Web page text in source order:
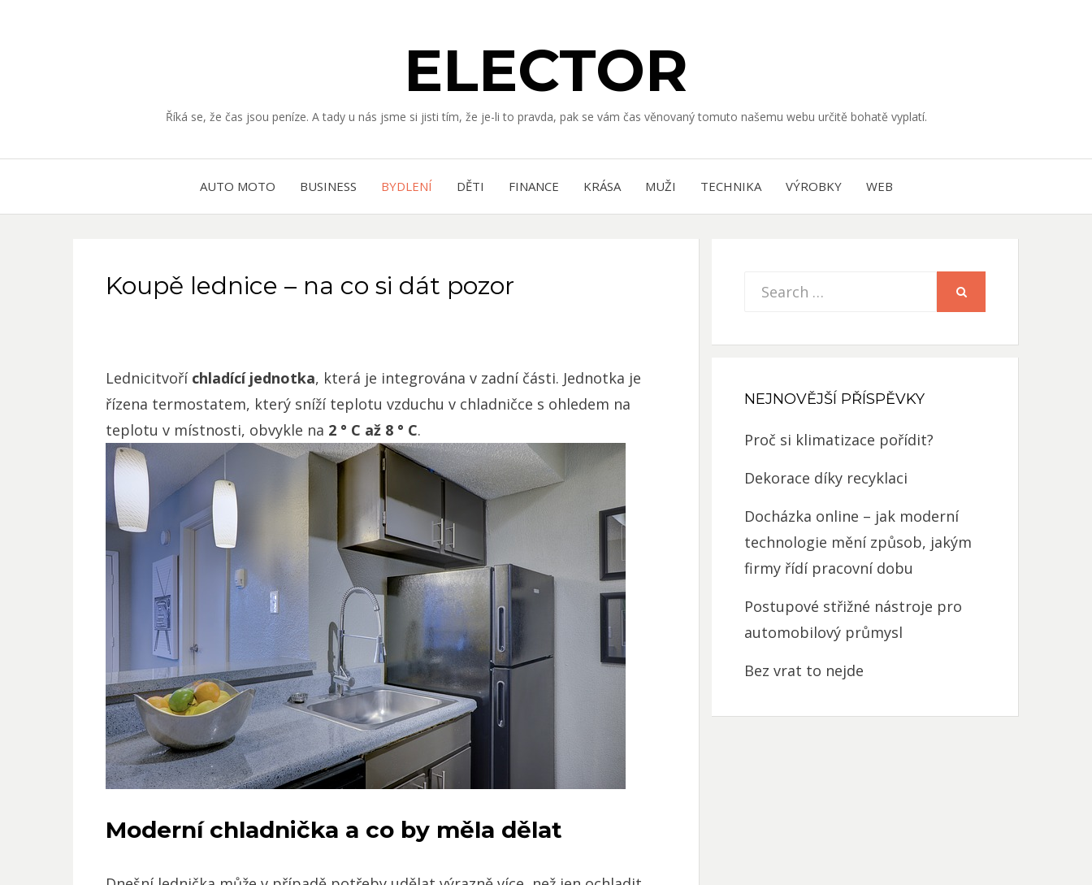
ELECTOR
Říká se, že čas jsou peníze. A tady u nás jsme si jisti tím, že je-li to pravda, pak se vám čas věnovaný tomuto našemu webu určitě bohatě vyplatí.
AUTO MOTO BUSINESS BYDLENÍ DĚTI FINANCE KRÁSA MUŽI TECHNIKA VÝROBKY WEB
Koupě lednice – na co si dát pozor
Lednicitvoří chladící jednotka, která je integrována v zadní části. Jednotka je
řízena termostatem, který sníží teplotu vzduchu v chladničce s ohledem na
teplotu v místnosti, obvykle na 2 ° C až 8 ° C.
Moderní chladnička a co by měla dělat
Search
NEJNOVĚJŠÍ PŘÍSPĚVKY
Proč si klimatizace pořídit?
Dekorace díky recyklaci
Docházka online – jak moderní
technologie mění způsob, jakým
firmy řídí pracovní dobu
Postupové střižné nástroje pro
automobilový průmysl
Bez vrat to nejde